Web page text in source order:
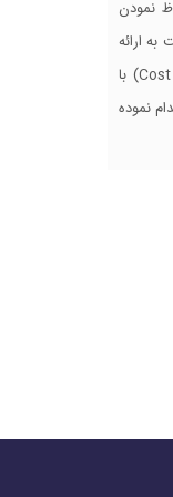
نمودن
ارائه
راهکارهای مقرون‌به‌صرفه (Cost Effective) با
نموده